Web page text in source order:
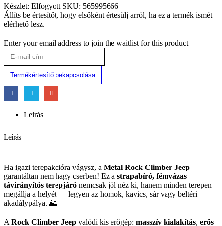
Készlet: Elfogyott SKU: 565995666
Állíts be értesítőt, hogy elsőként értesülj arról, ha ez a termék ismét
elérhető lesz.
Enter your email address to join the waitlist for this product
Termékértesítő bekapcsolása
Leírás
Leírás
Ha igazi terepakcióra vágysz, a Metal Rock Climber Jeep
garantáltan nem hagy cserben! Ez a strapabíró, fémvázas
távirányítós terepjáró nemcsak jól néz ki, hanem minden terepen
megállja a helyét — legyen az homok, kavics, sár vagy beltéri
akadálypálya. 🌄
A Rock Climber Jeep valódi kis erőgép: masszív kialakítás, erős